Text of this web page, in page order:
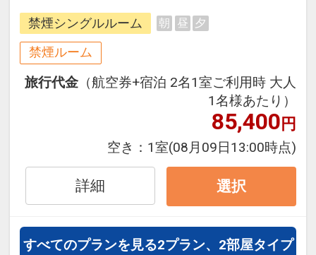
できるダイナミックパッケージだか
ら、一都市滞在はもちろん周遊旅行
にも最適！
旅行期間中の1泊だけの宿泊や延
泊・飛び泊なども自由自在です。
フライトは、安心のJAL（または
JALグループ）確約！フライトマイ
ル50%貯まります。
通・体験プランなどの追加（同時予
約）が可能なプランもございます。
禁煙シングルルーム 朝 昼 夕
禁煙ルーム
旅行代金 （航空券+宿泊 2名1室ご利用時 大人
1名様あたり）
85,400円
空き： 1室(08月09日13:00時点)
詳細 選択
すべてのプランを見る2プラン、2部屋タイプ